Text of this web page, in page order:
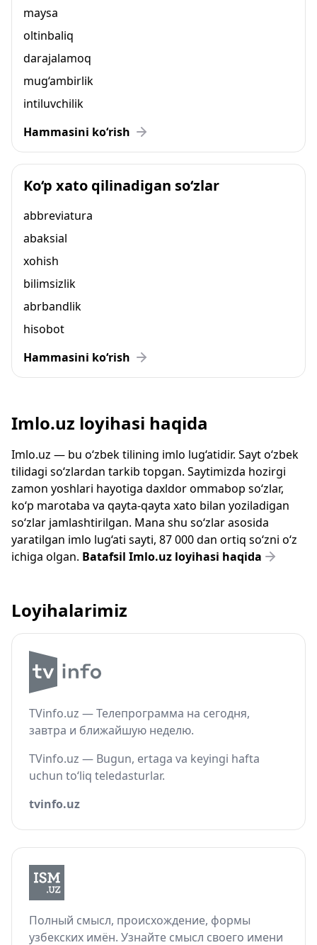
maysa
oltinbaliq
darajalamoq
mug‘ambirlik
intiluvchilik
Hammasini ko‘rish
Ko‘p xato qilinadigan so‘zlar
abbreviatura
abaksial
xohish
bilimsizlik
abrbandlik
hisobot
Hammasini ko‘rish
Imlo.uz loyihasi haqida
Imlo.uz — bu o‘zbek tilining imlo lug‘atidir. Sayt o‘zbek
tilidagi so‘zlardan tarkib topgan. Saytimizda hozirgi
zamon yoshlari hayotiga daxldor ommabop so‘zlar,
ko‘p marotaba va qayta-qayta xato bilan yoziladigan
so‘zlar jamlashtirilgan. Mana shu so‘zlar asosida
yaratilgan imlo lug‘ati sayti, 87 000 dan ortiq so‘zni o‘z
ichiga olgan. Batafsil Imlo.uz loyihasi haqida
Loyihalarimiz
TVinfo.uz — Телепрограмма на сегодня,
завтра и ближайшую неделю.
TVinfo.uz — Bugun, ertaga va keyingi hafta
uchun to‘liq teledasturlar.
tvinfo.uz
Полный смысл, происхождение, формы
узбекских имён. Узнайте смысл своего имени